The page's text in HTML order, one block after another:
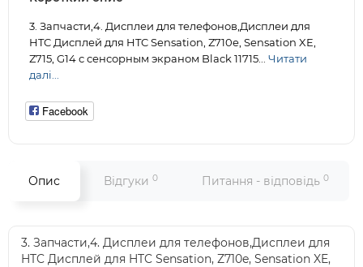
3. Запчасти,4. Дисплеи для телефонов,Дисплеи для
HTC Дисплей для HTC Sensation, Z710e, Sensation XE,
Z715, G14 с сенсорным экраном Black 11715... Читати
далі...
Facebook
Опис Відгуки 0 Питання - відповідь 0
3. Запчасти,4. Дисплеи для телефонов,Дисплеи для
HTC Дисплей для HTC Sensation, Z710e, Sensation XE,